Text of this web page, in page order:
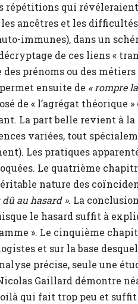
répétitions qui
ancêtres et les
immunes), dans un
de ces liens «
prénoms ou des
ensuite de « rompre
de « l’agrégat
La part belle revient à
variées, tout
Les pratiques
Le quatrième
nature des
au hasard ». La
le hasard suffit à
». Le cinquième
et sur la base
précise, seule une
Gaillard démontre
qui fait trop peu et suffit